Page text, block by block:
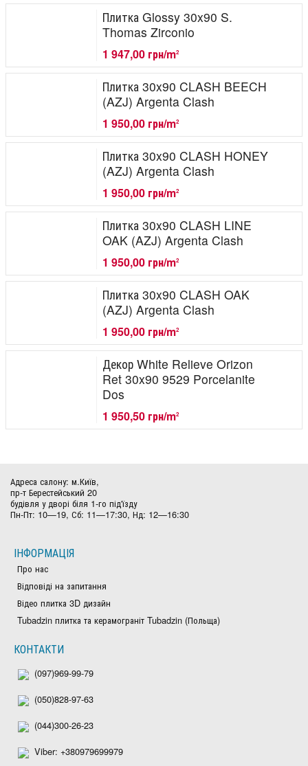
Плитка Glossy 30x90 S.
Thomas Zirconio
1 947,00 грн/m2
Плитка 30x90 CLASH BEECH
(AZJ) Argenta Clash
1 950,00 грн/m2
Плитка 30x90 CLASH HONEY
(AZJ) Argenta Clash
1 950,00 грн/m2
Плитка 30x90 CLASH LINE
OAK (AZJ) Argenta Clash
1 950,00 грн/m2
Плитка 30x90 CLASH OAK
(AZJ) Argenta Clash
1 950,00 грн/m2
Декор White Relieve Orizon
Ret 30x90 9529 Porcelanite
Dos
1 950,50 грн/m2
Адреса салону: м.Київ,
пр-т Берестейський 20
будівля у дворі біля 1-го під'їзду
Пн-Пт: 10—19, Сб: 11—17:30, Нд: 12—16:30
ІНФОРМАЦІЯ
Про нас
Відповіді на запитання
Відео плитка 3D дизайн
Tubadzin плитка та керамограніт Tubadzin (Польща)
КОНТАКТИ
(097)969-99-79
(050)828-97-63
(044)300-26-23
Viber: +380979699979